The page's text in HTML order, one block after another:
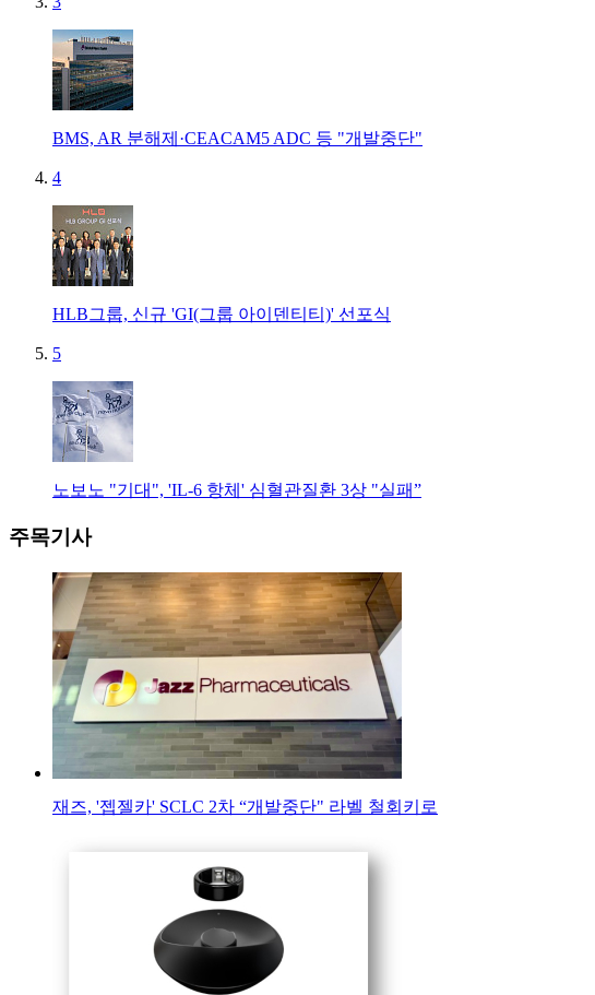
BMS, AR 분해제·CEACAM5 ADC 등 "개발중단"
4
HLB그룹, 신규 'GI(그룹 아이덴티티)' 선포식
5
노보노 "기대", 'IL-6 항체' 심혈관질환 3상 "실패”
주목기사
재즈, '젭젤카' SCLC 2차 “개발중단" 라벨 철회키로